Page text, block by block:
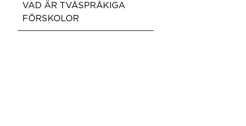
VAD ÄR TVÅSPRÅKIGA
FÖRSKOLOR